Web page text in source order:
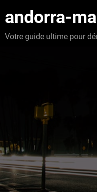
andorra-
Votre guide ultime pour